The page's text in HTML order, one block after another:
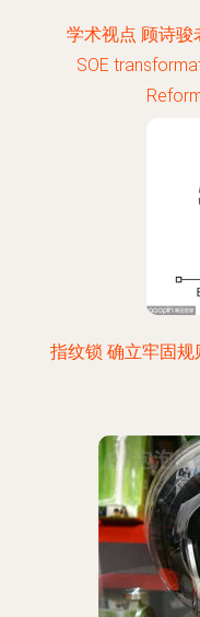
学术视点 顾诗骏
SOE
指纹锁 确立牢固